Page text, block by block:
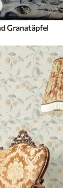
Granatäpfel